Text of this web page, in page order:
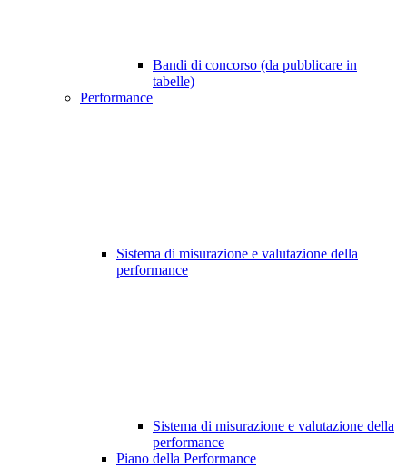
Bandi di concorso (da pubblicare in
tabelle)
Performance
Sistema di misurazione e valutazione della
performance
Sistema di misurazione e valutazione della
performance
Piano della Performance